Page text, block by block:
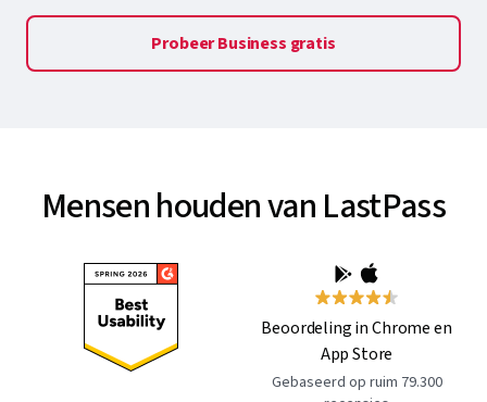
Probeer Business gratis
Mensen houden van LastPass
Beoordeling in Chrome en
App Store
Gebaseerd op ruim 79.300